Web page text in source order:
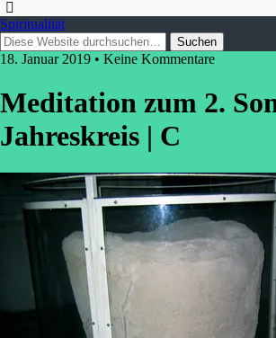
Spiritualität
18. Januar 2019 • Keine Kommentare
Meditation zum 2.
Jahreskreis | C